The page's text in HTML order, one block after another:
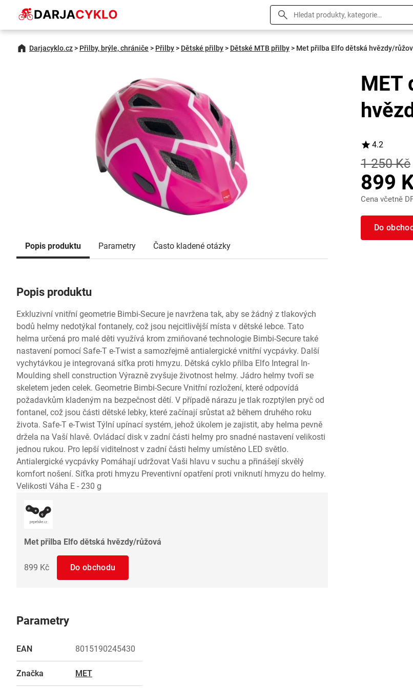
Darjacyklo.cz> Přilby, brýle, chrániče > Přilby> Dětské přilby> Dětské MTB přilby> Met přilba Elfo dětská hvězdy/
Popis produktu Parametry Často kladené otázky
Popis produktu
Exkluzivní vnitřní geometrie Bimbi-Secure je navržena tak, aby se žádný z tlakových
bodů helmy nedotýkal fontanely, což jsou nejcitlivější místa v dětské lebce. Tato
helma určená pro malé děti využívá krom zmiňované technologie Bimbi-Secure také
nastavení pomocí Safe-T e-Twist a samozřejmě antialergické vnitřní vycpávky. Další
vychytávkou je integrovaná síťka proti hmyzu. Dětská cyklo přilba Elfo Integral In-
Moulding shell construction Výrazně zvyšuje životnost helmy. Jádro helmy tvoří se
skeletem jeden celek. Geometrie Bimbi-Secure Vnitřní rozložení, které odpovídá
požadavkům kladeným na bezpečnost dětí. V případě nárazu je tlak rozptýlen pryč od
fontanel, což jsou části dětské lebky, které začínají srůstat až během druhého roku
života. Safe-T e-Twist Týlní upínací systém, jehož úkolem je zajistit, aby helma pevně
držela na Vaší hlavě. Ovládací disk v zadní části helmy pro snadné nastavení velikosti
jednou rukou. Pro lepší viditelnost v zadní části helmy umístěno LED světlo.
Antialergické vycpávky Pomáhají udržovat Vaši hlavu v suchu a přinášejí skvělý
komfort nošení. Síťka proti hmyzu Preventivní opatření proti vniknutí hmyzu do helmy.
Velikosti Váha E - 230 g
Met přilba Elfo dětská hvězdy/růžová
899 Kč Do obchodu
Parametry
EAN 8015190245430
Značka MET
MET
4.2
1 250 Kč
899
Cena včetně
Do